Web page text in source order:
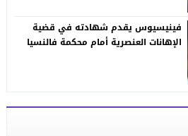
فينيسيوس يقدم شهادته في قضية
الإهانات العنصرية أمام محكمة فالنسيا